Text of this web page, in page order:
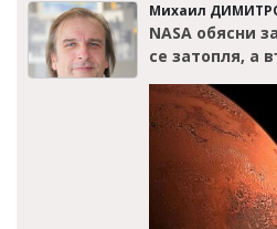
Михаил
NASA обясни
се затопля, а